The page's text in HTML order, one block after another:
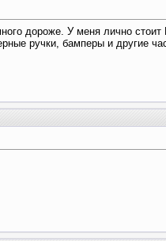
дороже. У меня лично
ручки, бамперы и другие